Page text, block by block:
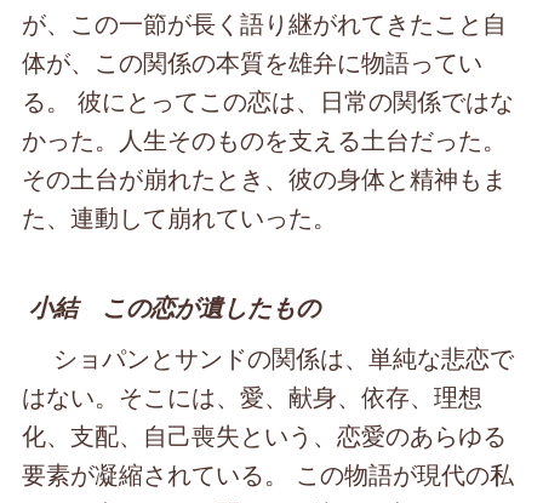
が、この一節が長く語り継がれてきたこと自
体が、この関係の本質を雄弁に物語ってい
る。 彼にとってこの恋は、日常の関係ではな
かった。人生そのものを支える土台だった。
その土台が崩れたとき、彼の身体と精神もま
た、連動して崩れていった。
小結 この恋が遺したもの
ショパンとサンドの関係は、単純な悲恋で
はない。そこには、愛、献身、依存、理想
化、支配、自己喪失という、恋愛のあらゆる
要素が凝縮されている。 この物語が現代の私